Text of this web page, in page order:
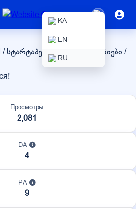
KA
EN
RU
სტარტაპებიონლაინ მაღაზიები /
Просмотры
2,081
DA
4
PA
9